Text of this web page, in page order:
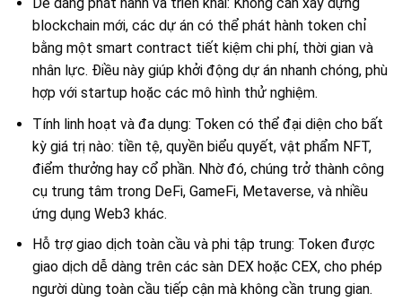
blockchain mới, các dự án có thể phát hành token chỉ
bằng một smart contract tiết kiệm chi phí, thời gian và
nhân lực. Điều này giúp khởi động dự án nhanh chóng, phù
hợp với startup hoặc các mô hình thử nghiệm.
Tính linh hoạt và đa dụng: Token có thể đại diện cho bất
kỳ giá trị nào: tiền tệ, quyền biểu quyết, vật phẩm NFT,
điểm thưởng hay cổ phần. Nhờ đó, chúng trở thành công
cụ trung tâm trong DeFi, GameFi, Metaverse, và nhiều
ứng dụng Web3 khác.
Hỗ trợ giao dịch toàn cầu và phi tập trung: Token được
giao dịch dễ dàng trên các sàn DEX hoặc CEX, cho phép
người dùng toàn cầu tiếp cận mà không cần trung gian.